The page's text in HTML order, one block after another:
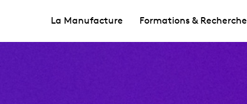
La Manufacture Formations & Recherche